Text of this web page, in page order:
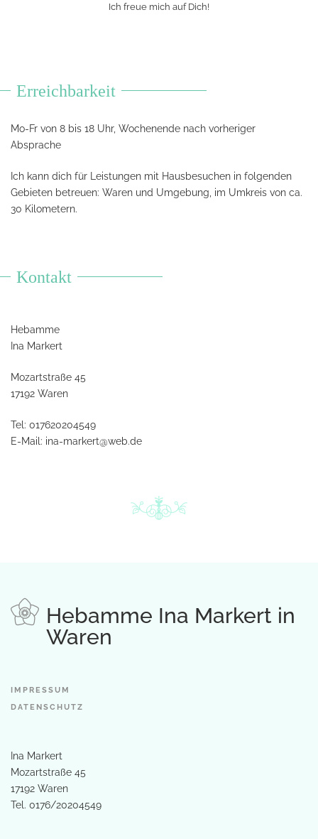
Ich freue mich auf Dich!
Erreichbarkeit
Mo-Fr von 8 bis 18 Uhr, Wochenende nach vorheriger
Absprache
Ich kann dich für Leistungen mit Hausbesuchen in folgenden
Gebieten betreuen: Waren und Umgebung, im Umkreis von ca.
30 Kilometern.
Kontakt
Hebamme
Ina Markert
Mozartstraße 45
17192 Waren
Tel: 017620204549
E-Mail: ina-markert@web.de
Hebamme Ina Markert in
Waren
IMPRESSUM
DATENSCHUTZ
Ina Markert
Mozartstraße 45
17192 Waren
Tel. 0176/20204549